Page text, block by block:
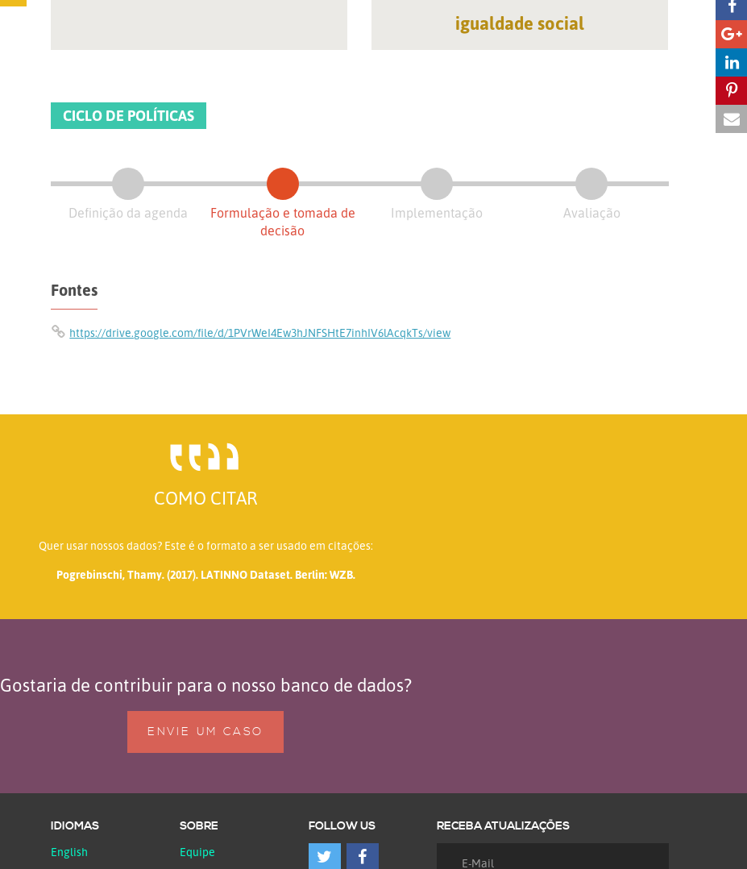
igualdade social
CICLO DE POLÍTICAS
Definição da agenda
Formulação e tomada de
decisão
Implementação Avaliação
Fontes
https://drive.google.com/file/d/1PVrWeI4Ew3hJNFSHtE7inhIV6lAcqkTs/view
COMO CITAR
Quer usar nossos dados? Este é o formato a ser usado em citações:
Pogrebinschi, Thamy. (2017). LATINNO Dataset. Berlin: WZB.
Gostaria de contribuir para o nosso banco de dados?
ENVIE UM CASO
IDIOMAS
English
SOBRE
Equipe
FOLLOW US RECEBA ATUALIZAÇÕES